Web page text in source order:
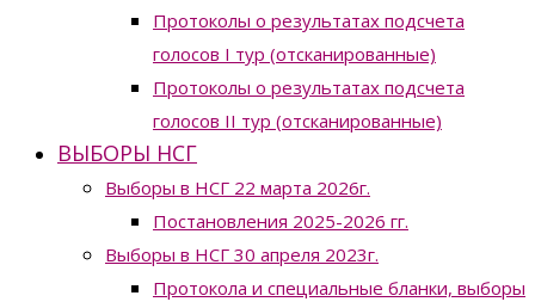
Протоколы о результатах подсчета
голосов I тур (отсканированные)
Протоколы о результатах подсчета
голосов II тур (отсканированные)
ВЫБОРЫ НСГ
Выборы в НСГ 22 марта 2026г.
Постановления 2025-2026 гг.
Выборы в НСГ 30 апреля 2023г.
Протокола и специальные бланки, выборы